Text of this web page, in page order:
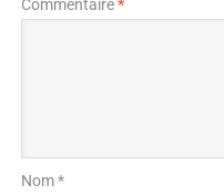
Commentaire*
Nom *